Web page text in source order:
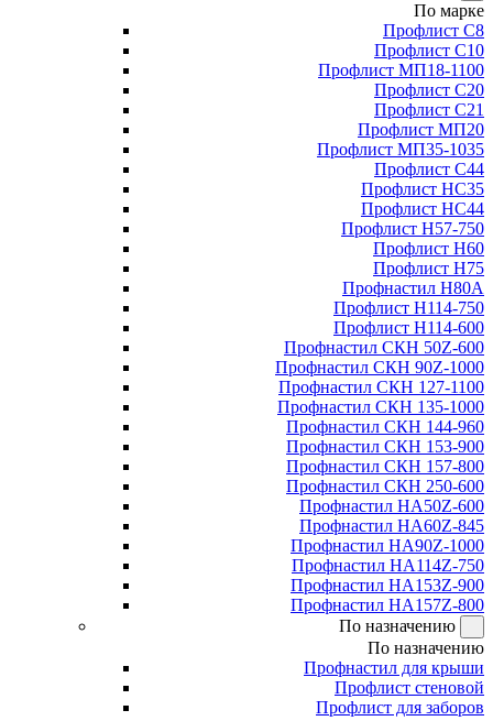
По марке
Профлист С8
Профлист С10
Профлист МП18-1100
Профлист С20
Профлист С21
Профлист МП20
Профлист МП35-1035
Профлист С44
Профлист НС35
Профлист НС44
Профлист Н57-750
Профлист Н60
Профлист Н75
Профнастил Н80А
Профлист Н114-750
Профлист Н114-600
Профнастил СКН 50Z-600
Профнастил СКН 90Z-1000
Профнастил СКН 127-1100
Профнастил СКН 135-1000
Профнастил СКН 144-960
Профнастил СКН 153-900
Профнастил СКН 157-800
Профнастил СКН 250-600
Профнастил НА50Z-600
Профнастил НА60Z-845
Профнастил НА90Z-1000
Профнастил НА114Z-750
Профнастил НА153Z-900
Профнастил НА157Z-800
По назначению
По назначению
Профнастил для крыши
Профлист стеновой
Профлист для заборов